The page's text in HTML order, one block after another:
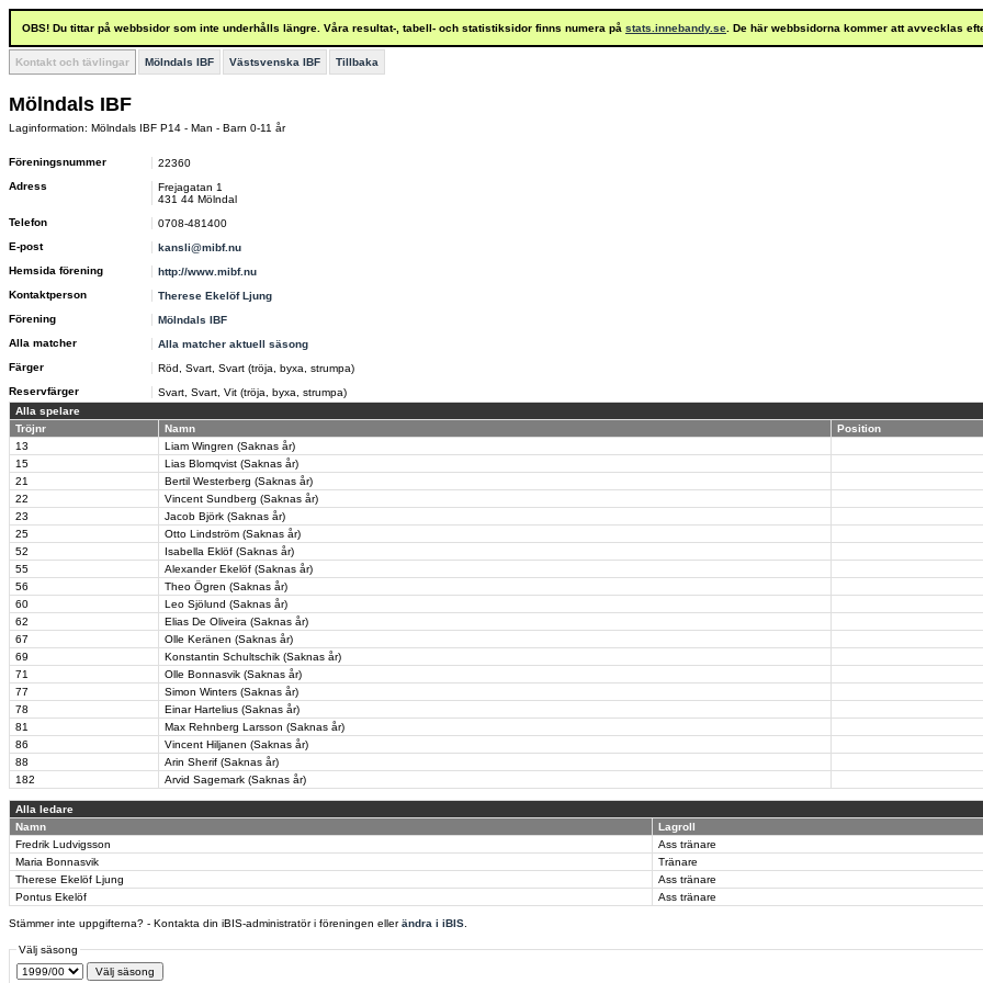
OBS! Du tittar på webbsidor som inte underhålls längre. Våra resultat-, tabell- och statistiksidor finns numera på stats.innebandy.se . De här webbsidorna kommer att avvecklas
Kontakt och tävlingar Mölndals IBF Västsvenska IBF Tillbaka
Mölndals IBF
Laginformation: Mölndals IBF P14 - Man - Barn 0-11 år
Föreningsnummer
22360
Adress
Frejagatan 1
431 44 Mölndal
Telefon
0708-481400
E-post
kansli@mibf.nu
Hemsida förening
http://www.mibf.nu
Kontaktperson
Therese Ekelöf Ljung
Förening
Mölndals IBF
Alla matcher
Alla matcher aktuell säsong
Färger
Röd, Svart, Svart (tröja, byxa, strumpa)
Reservfärger
Svart, Svart, Vit (tröja, byxa, strumpa)
Alla spelare
Tröjnr
Namn
Position
13
Liam Wingren (Saknas år)
15
Lias Blomqvist (Saknas år)
21
Bertil Westerberg (Saknas år)
22
Vincent Sundberg (Saknas år)
23
Jacob Björk (Saknas år)
25
Otto Lindström (Saknas år)
52
Isabella Eklöf (Saknas år)
55
Alexander Ekelöf (Saknas år)
56
Theo Ögren (Saknas år)
60
Leo Sjölund (Saknas år)
62
Elias De Oliveira (Saknas år)
67
Olle Keränen (Saknas år)
69
Konstantin Schultschik (Saknas år)
71
Olle Bonnasvik (Saknas år)
77
Simon Winters (Saknas år)
78
Einar Hartelius (Saknas år)
81
Max Rehnberg Larsson (Saknas år)
86
Vincent Hiljanen (Saknas år)
88
Arin Sherif (Saknas år)
182
Arvid Sagemark (Saknas år)
Alla ledare
Namn
Lagroll
Fredrik Ludvigsson
Ass tränare
Maria Bonnasvik
Tränare
Therese Ekelöf Ljung
Ass tränare
Pontus Ekelöf
Ass tränare
Stämmer inte uppgifterna? - Kontakta din iBIS-administratör i föreningen ellerändra i iBIS
Välj säsong